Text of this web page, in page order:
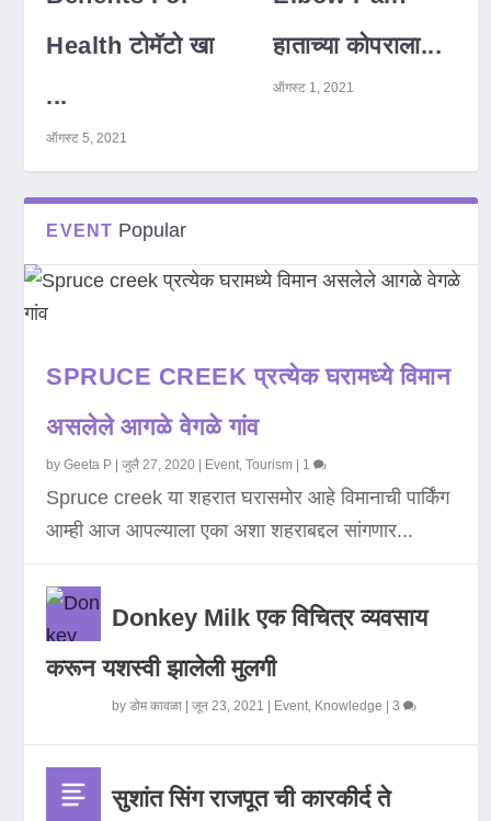
Health टोमॅटो खा
...
ऑगस्ट 5, 2021
हाताच्या कोपराला...
ऑगस्ट 1, 2021
EVENT Popular
SPRUCE CREEK प्रत्येक घरामध्ये विमान
असलेले आगळे वेगळे गांव
byGeeta P |जुलै 27, 2020 Event,Tourism 1
Spruce creek या शहरात घरासमोर आहे विमानाची पार्किंग
आम्ही आज आपल्याला एका अशा शहराबद्दल सांगणार...
Donkey Milk एक विचित्र व्यवसाय
करून यशस्वी झालेली मुलगी
byडोम कावळा |जून 23, 2021 Event, Knowledge |3
सुशांत सिंग राजपूत ची कारकीर्द ते